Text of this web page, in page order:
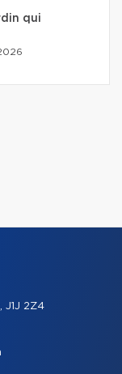
qui
J1J 2Z4